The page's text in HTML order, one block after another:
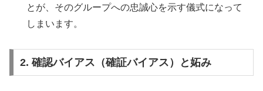
とが、そのグループへの忠誠心を示す儀式になって
しまいます。
2. 確認バイアス（確証バイアス）と妬み